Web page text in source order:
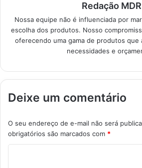
Redação MDR
Nossa equipe não é influenciada por
escolha dos produtos. Nosso
oferecendo uma gama de produtos que
necessidades e
Deixe um comentário
O seu endereço de e-mail não será
obrigatórios são marcados com *